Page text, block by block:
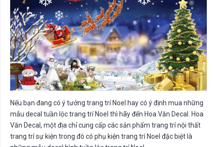
Nếu bạn đang có ý tưởng trang trí Noel hay có ý định mua những
mẫu decal tuần lộc trang trí Noel thì hãy đến Hoa Văn Decal. Hoa
Văn Decal, một địa chỉ cung cấp các sản phẩm trang trí nội thất
trang trí sự kiện trong đó có phụ kiện trang trí Noel đặc biệt là